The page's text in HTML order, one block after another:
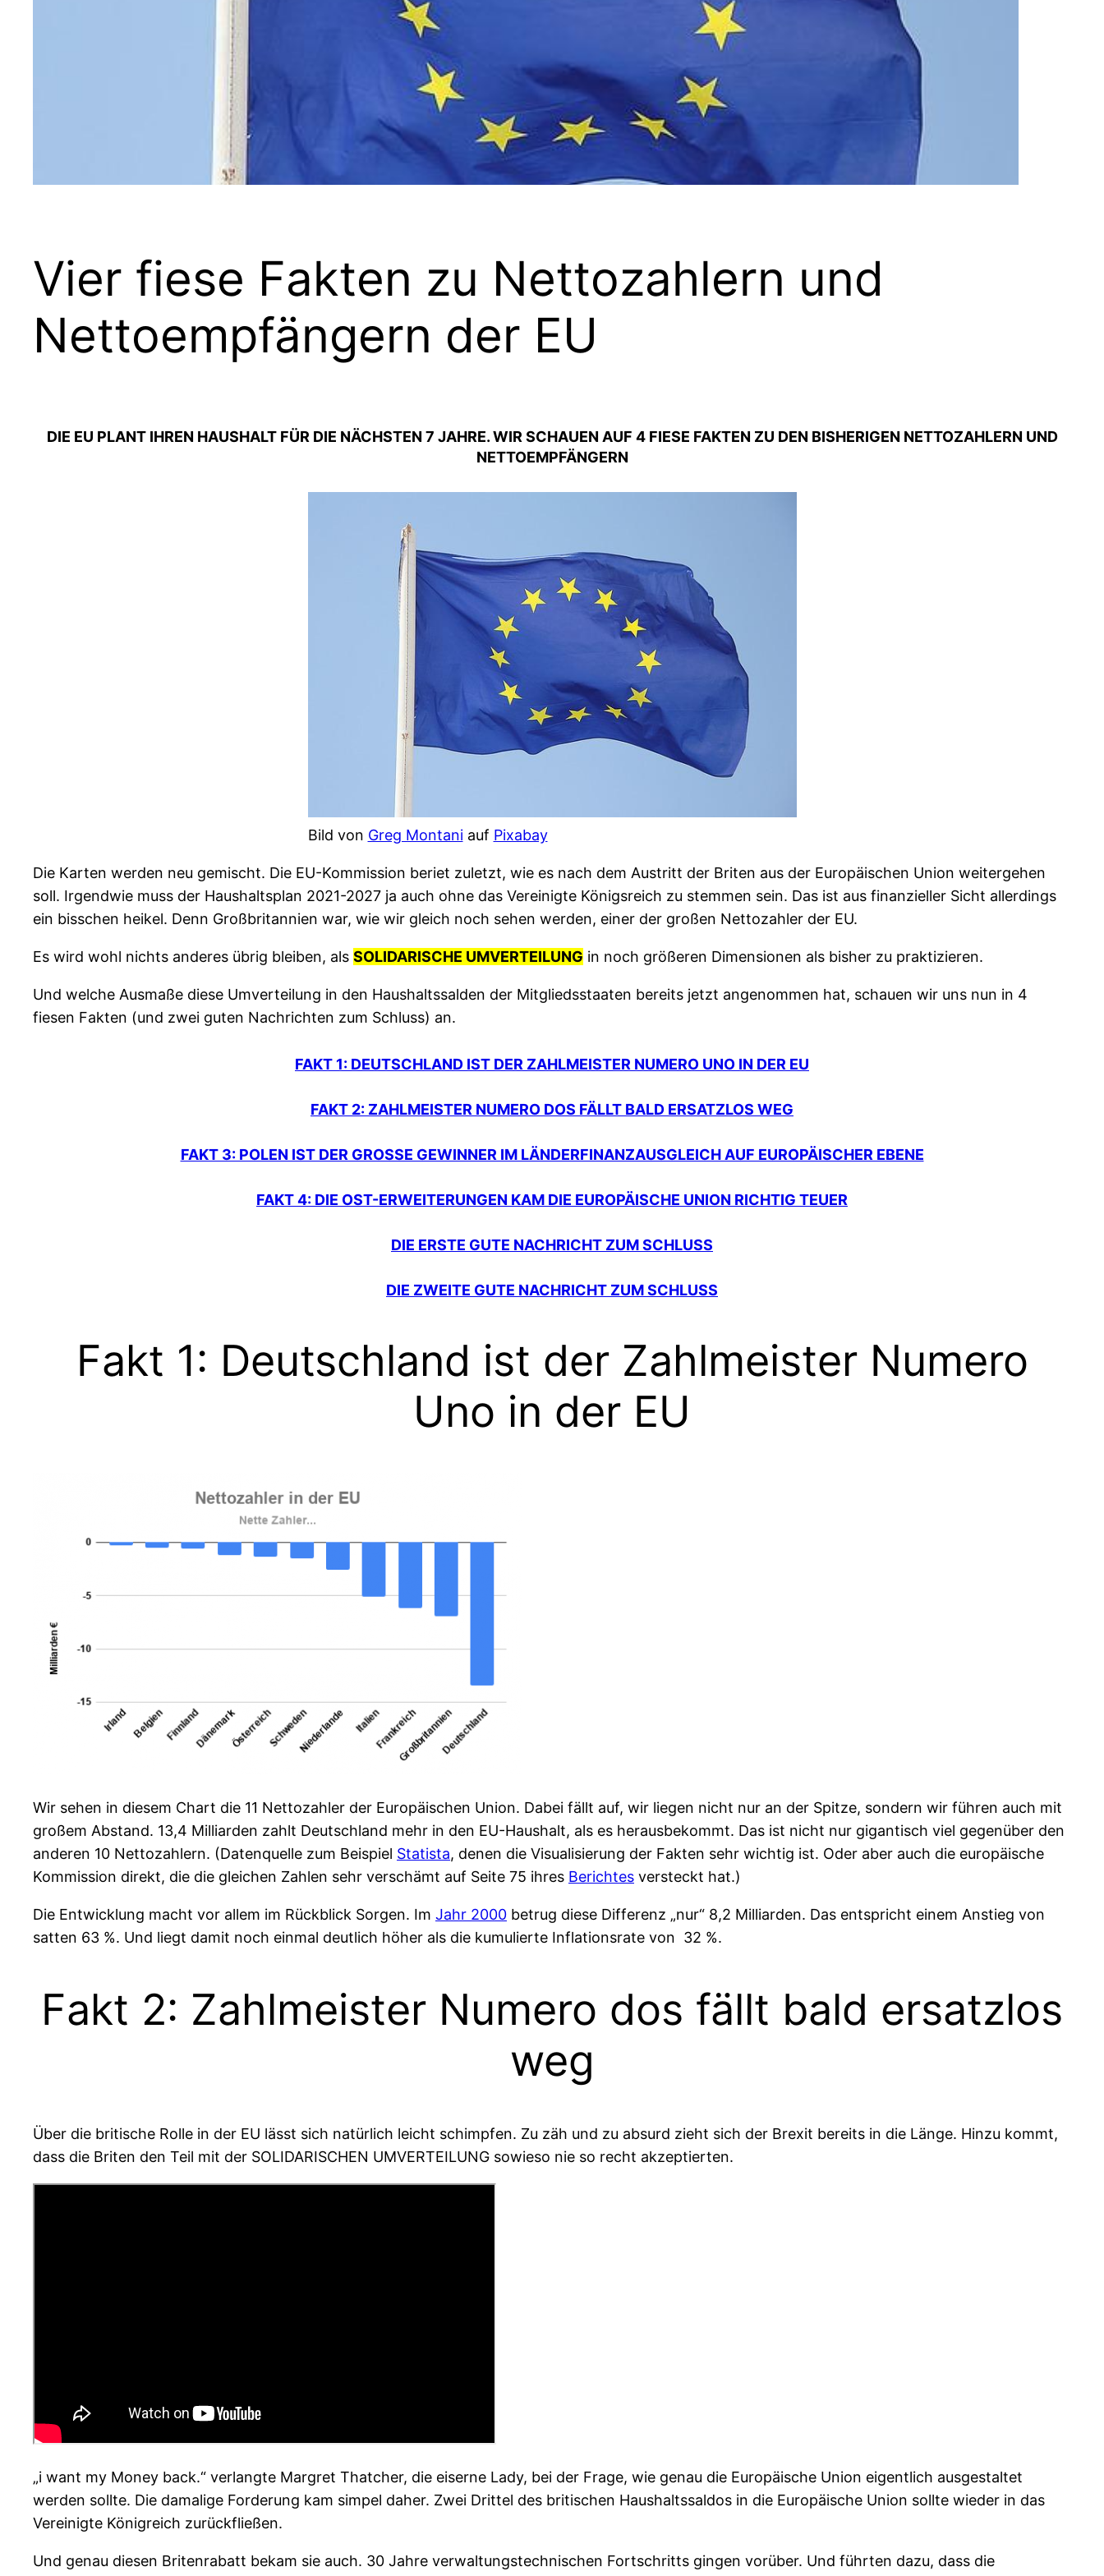
Vier fiese Fakten zu Nettozahlern und
Nettoempfängern der EU
DIE EU PLANT IHREN HAUSHALT FÜR DIE NÄCHSTEN 7 JAHRE. WIR SCHAUEN AUF 4 FIESE FAKTEN ZU DEN BISHERIGEN NETTOZAHLERN UND
NETTOEMPFÄNGERN
Bild von Greg Montaniauf Pixabay
Die Karten werden neu gemischt. Die EU-Kommission beriet zuletzt, wie es nach dem Austritt der Briten aus der Europäischen Union weitergehen
soll. Irgendwie muss der Haushaltsplan 2021-2027 ja auch ohne das Vereinigte Königsreich zu stemmen sein. Das ist aus finanzieller Sicht allerdings
ein bisschen heikel. Denn Großbritannien war, wie wir gleich noch sehen werden, einer der großen Nettozahler der EU.
Es wird wohl nichts anderes übrig bleiben, als SOLIDARISCHE UMVERTEILUNG in noch größeren Dimensionen als bisher zu praktizieren.
Und welche Ausmaße diese Umverteilung in den Haushaltssalden der Mitgliedsstaaten bereits jetzt angenommen hat, schauen wir uns nun in 4
fiesen Fakten (und zwei guten Nachrichten zum Schluss) an.
FAKT 1: DEUTSCHLAND IST DER ZAHLMEISTER NUMERO UNO IN DER EU
FAKT 2: ZAHLMEISTER NUMERO DOS FÄLLT BALD ERSATZLOS WEG
FAKT 3: POLEN IST DER GROSSE GEWINNER IM LÄNDERFINANZAUSGLEICH AUF EUROPÄISCHER EBENE
FAKT 4: DIE OST-ERWEITERUNGEN KAM DIE EUROPÄISCHE UNION RICHTIG TEUER
DIE ERSTE GUTE NACHRICHT ZUM SCHLUSS
DIE ZWEITE GUTE NACHRICHT ZUM SCHLUSS
Fakt 1: Deutschland ist der Zahlmeister Numero
Uno in der EU
Wir sehen in diesem Chart die 11 Nettozahler der Europäischen Union. Dabei fällt auf, wir liegen nicht nur an der Spitze, sondern wir führen auch mit
großem Abstand. 13,4 Milliarden zahlt Deutschland mehr in den EU-Haushalt, als es herausbekommt. Das ist nicht nur gigantisch viel gegenüber den
anderen 10 Nettozahlern. (Datenquelle zum Beispiel Statista, denen die Visualisierung der Fakten sehr wichtig ist. Oder aber auch die europäische
Kommission direkt, die die gleichen Zahlen sehr verschämt auf Seite 75 ihres Berichtes versteckt hat.)
Die Entwicklung macht vor allem im Rückblick Sorgen. Im Jahr 2000 betrug diese Differenz „nur“ 8,2 Milliarden. Das entspricht einem Anstieg von
satten 63 %. Und liegt damit noch einmal deutlich höher als die kumulierte Inflationsrate von 32 %.
Fakt 2: Zahlmeister Numero dos fällt bald ersatzlos
weg
Über die britische Rolle in der EU lässt sich natürlich leicht schimpfen. Zu zäh und zu absurd zieht sich der Brexit bereits in die Länge. Hinzu kommt,
dass die Briten den Teil mit der SOLIDARISCHEN UMVERTEILUNG sowieso nie so recht akzeptierten.
„i want my Money back.“ verlangte Margret Thatcher, die eiserne Lady, bei der Frage, wie genau die Europäische Union eigentlich ausgestaltet
werden sollte. Die damalige Forderung kam simpel daher. Zwei Drittel des britischen Haushaltssaldos in die Europäische Union sollte wieder in das
Vereinigte Königreich zurückfließen.
Und genau diesen Britenrabatt bekam sie auch. 30 Jahre verwaltungstechnischen Fortschritts gingen vorüber. Und führten dazu, dass die